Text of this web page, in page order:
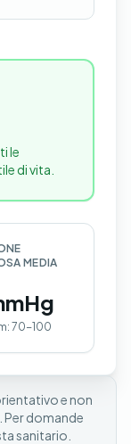
le
di vita.
MEDIA
70-100
e non
domande
sanitario.